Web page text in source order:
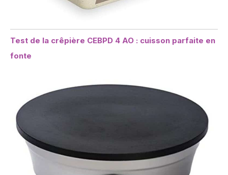
Test de la crêpière CEBPD 4 AO : cuisson parfaite en
fonte